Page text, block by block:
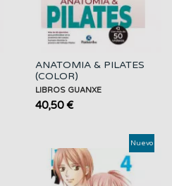
ANATOMIA & PILATES
(COLOR)
LIBROS GUANXE
40,50 €
Nuevo